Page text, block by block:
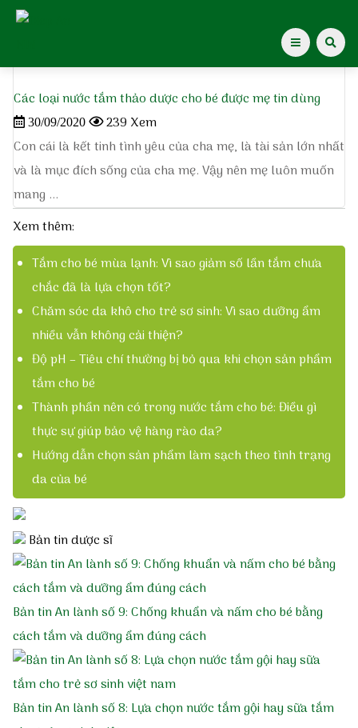
Giới thiệu Dược Khoa
Giới thiệu
Giới thiệu Diệp An Nhi
Gạc Rơ Lưỡi Diệp An Nhi
Xịt muỗi Diệp An Nhi
Kiến thức cho mẹ
Da bé khỏe
Gạc rơ lưỡi cho bé
Thảo dược tắm bé
Các bệnh thường gặp
Rôm sảy – Mẩn ngứa
Mụn nhọt – Viêm da
Chàm – Khô da
Home
Các loại nước tắm thảo dược cho bé được mẹ tin dùng
30/09/2020
239 Xem
Con cái là kết tinh tình yêu của cha mẹ, là tài sản lớn nhất
và là mục đích sống của cha mẹ. Vậy nên mẹ luôn muốn
mang ...
Xem thêm:
Tắm cho bé mùa lạnh: Vì sao giảm số lần tắm chưa
chắc đã là lựa chọn tốt?
Chăm sóc da khô cho trẻ sơ sinh: Vì sao dưỡng ẩm
nhiều vẫn không cải thiện?
Độ pH – Tiêu chí thường bị bỏ qua khi chọn sản phẩm
tắm cho bé
Thành phần nên có trong nước tắm cho bé: Điều gì
thực sự giúp bảo vệ hàng rào da?
Hướng dẫn chọn sản phẩm làm sạch theo tình trạng
da của bé
Bản tin dược sĩ
Bản tin An lành số 9: Chống khuẩn và nấm cho bé bằng
cách tắm và dưỡng ẩm đúng cách
Bản tin An lành số 8: Lựa chọn nước tắm gội hay sữa tắm